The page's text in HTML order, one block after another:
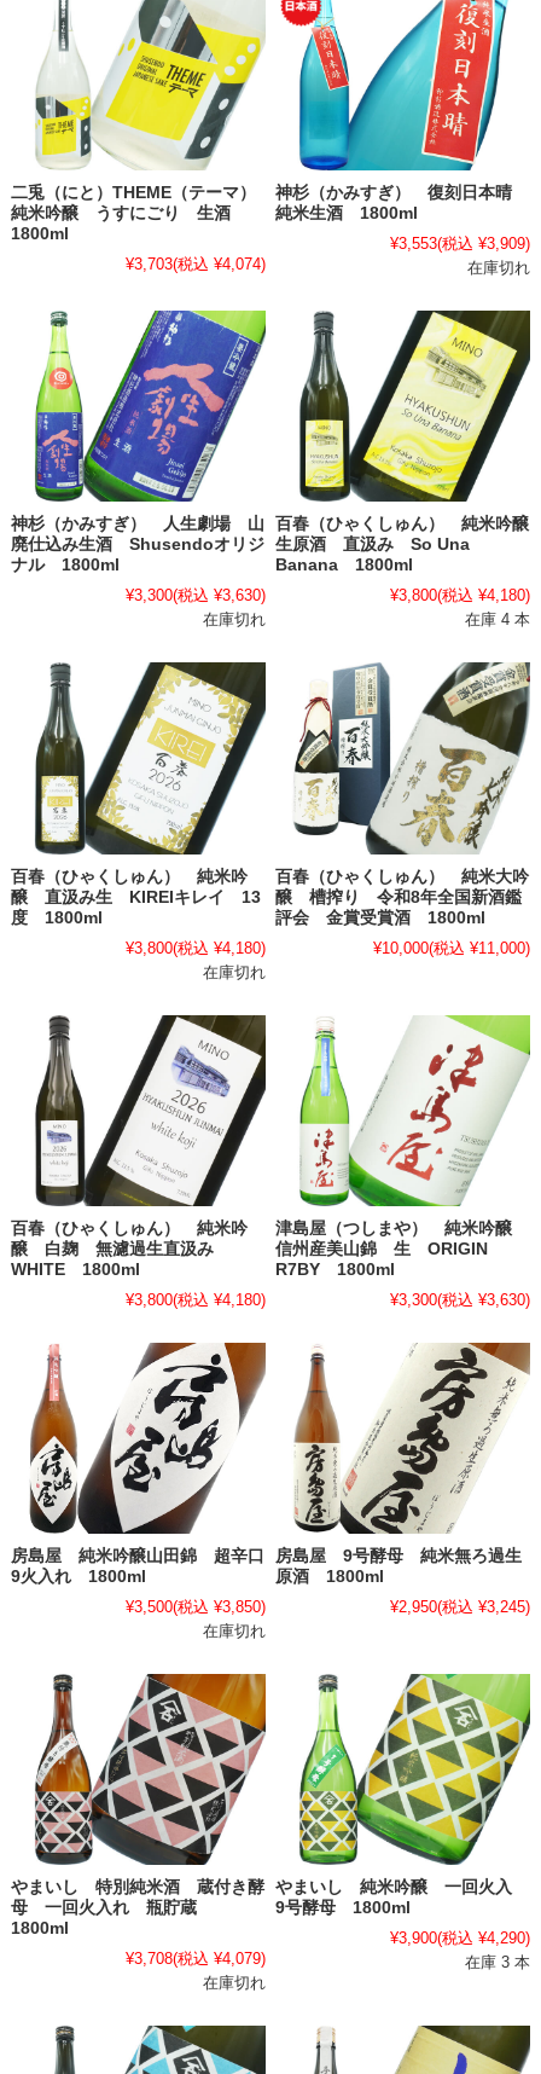
二兎（にと）THEME（テーマ）
純米吟醸 うすにごり 生酒
1800ml
¥3,703(税込 ¥4,074)
神杉（かみすぎ） 復刻日本晴
純米生酒 1800ml
¥3,553(税込 ¥3,909)
在庫切れ
神杉（かみすぎ） 人生劇場 山
廃仕込み生酒 Shusendoオリジ
ナル 1800ml
¥3,300(税込 ¥3,630)
在庫切れ
百春（ひゃくしゅん） 純米吟醸
生原酒 直汲み So Una
Banana 1800ml
¥3,800(税込 ¥4,180)
在庫 4 本
百春（ひゃくしゅん） 純米吟
醸 直汲み生 KIREIキレイ 13
度 1800ml
¥3,800(税込 ¥4,180)
在庫切れ
百春（ひゃくしゅん） 純米大吟
醸 槽搾り 令和8年全国新酒鑑
評会 金賞受賞酒 1800ml
¥10,000(税込 ¥11,000)
百春（ひゃくしゅん） 純米吟
醸 白麹 無濾過生直汲み
WHITE 1800ml
¥3,800(税込 ¥4,180)
津島屋（つしまや） 純米吟醸
信州産美山錦 生 ORIGIN
R7BY 1800ml
¥3,300(税込 ¥3,630)
房島屋 純米吟醸山田錦 超辛口
9火入れ 1800ml
¥3,500(税込 ¥3,850)
在庫切れ
房島屋 9号酵母 純米無ろ過生
原酒 1800ml
¥2,950(税込 ¥3,245)
やまいし 特別純米酒 蔵付き酵
母 一回火入れ 瓶貯蔵
1800ml
¥3,708(税込 ¥4,079)
在庫切れ
やまいし 純米吟醸 一回火入
9号酵母 1800ml
¥3,900(税込 ¥4,290)
在庫 3 本